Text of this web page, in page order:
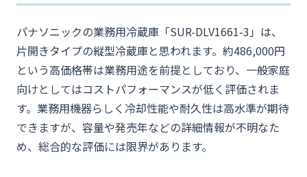
パナソニックの業務用冷蔵庫「SUR-DLV1661-3」は、
片開きタイプの縦型冷蔵庫と思われます。約486,000円
という高価格帯は業務用途を前提としており、一般家庭
向けとしてはコストパフォーマンスが低く評価されま
す。業務用機器らしく冷却性能や耐久性は高水準が期待
できますが、容量や発売年などの詳細情報が不明なた
め、総合的な評価には限界があります。